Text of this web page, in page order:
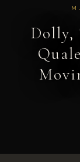
Dolly,